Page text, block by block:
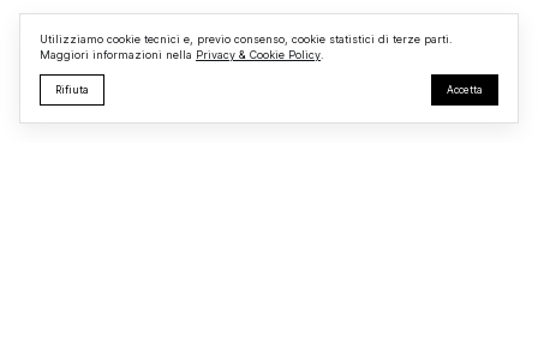
Utilizziamo cookie tecnici e, previo consenso, cookie statistici di terze parti.
Maggiori informazioni nella Privacy & Cookie Policy
Rifiuta Accetta